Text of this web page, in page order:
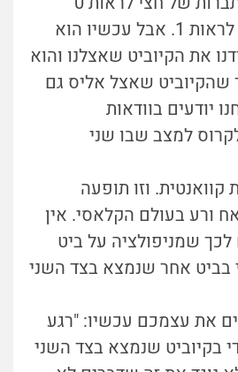
והסתברות של חצי לראות 1. אבל עכשיו הוא
את הקיוביט שאצלנו והוא
לכך שהקיוביט שאצל אליס גם
יודעים בוודאות
למצב שבו שני
קוואנטית. וזו תופעה
ורע בעולם הקלאסי. אין
לכך שמניפולציה על ביט
בביט אחר שנמצא בצד השני
את עצמכם עכשיו: "רגע
בקיוביט שנמצא בצד השני